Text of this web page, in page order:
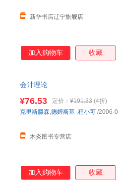
新华书店辽宁旗舰店
加入购物车 收藏
会计理论
¥76.53 定价： ¥191.33 (4折)
木炎图书专营店
克里斯滕森,德姆斯基 ,程小可 /2006-
加入购物车 收藏